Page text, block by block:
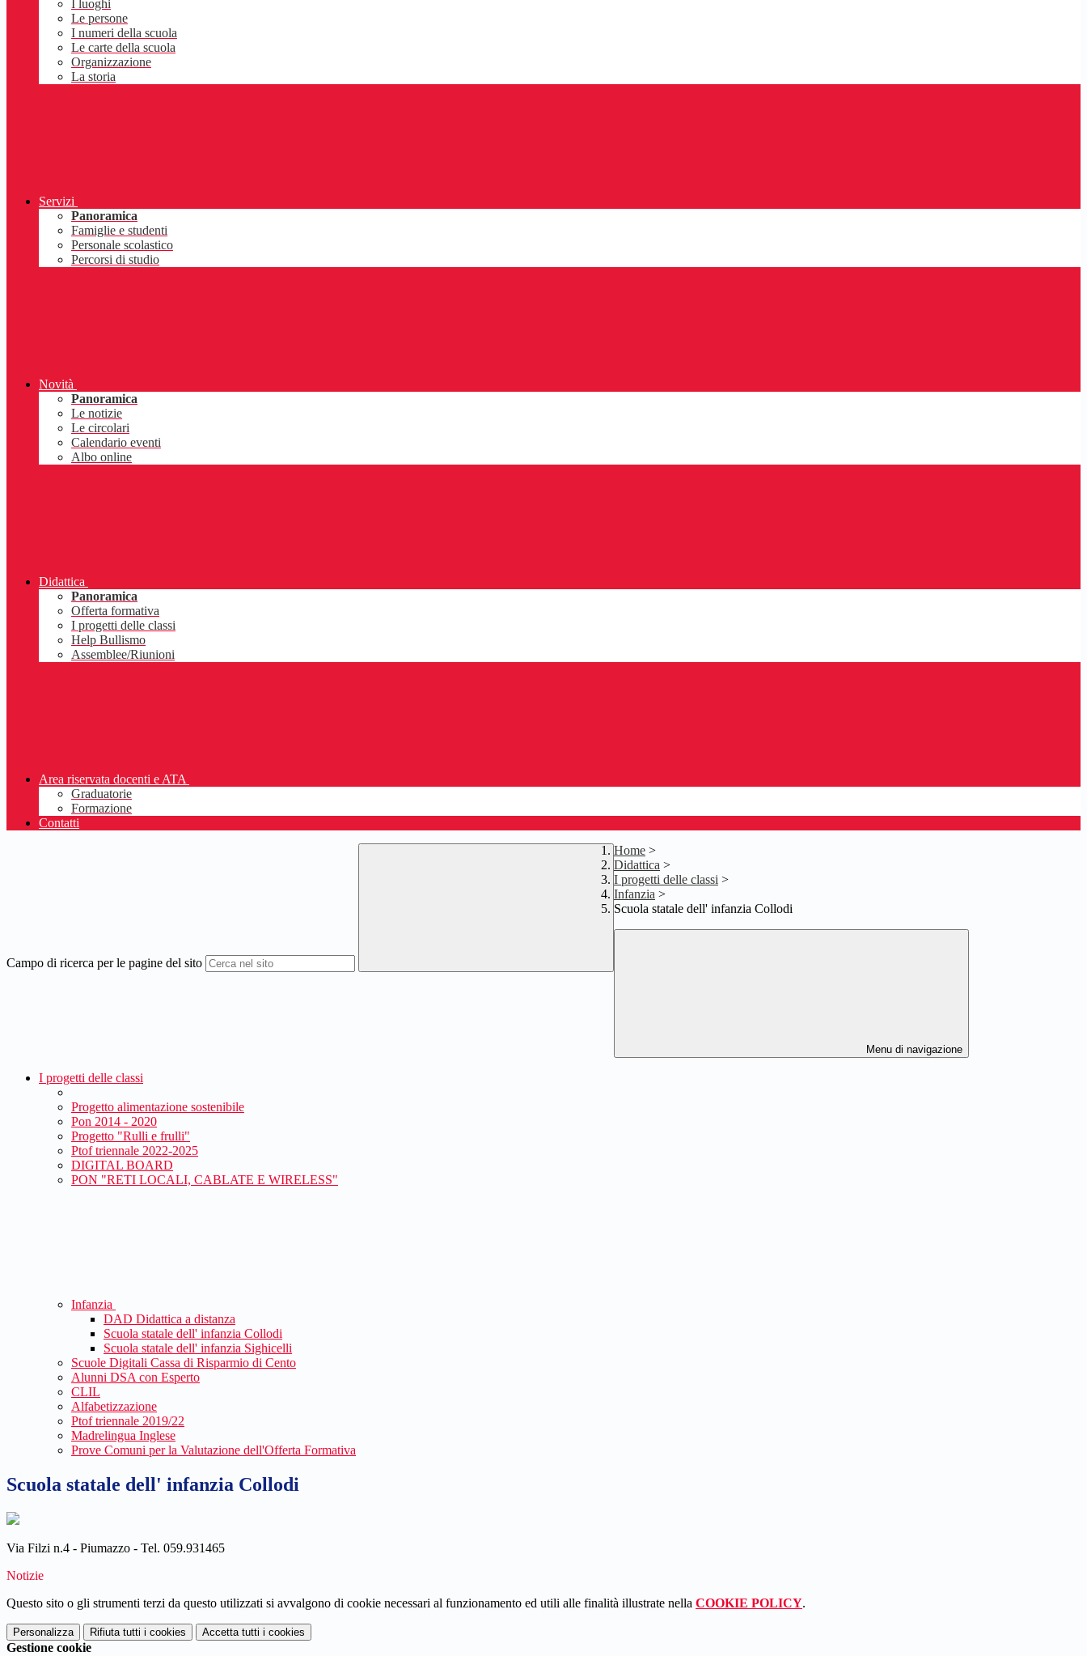
I luoghi
Le persone
I numeri della scuola
Le carte della scuola
Organizzazione
La storia
Servizi
Panoramica
Famiglie e studenti
Personale scolastico
Percorsi di studio
Novità
Panoramica
Le notizie
Le circolari
Calendario eventi
Albo online
Didattica
Panoramica
Offerta formativa
I progetti delle classi
Help Bullismo
Assemblee/Riunioni
Area riservata docenti e ATA
Graduatorie
Formazione
Contatti
Campo di ricerca per le pagine del sito
Home >
Didattica >
I progetti delle classi >
Infanzia >
Scuola statale dell' infanzia Collodi
Menu di navigazione
I progetti delle classi
Progetto alimentazione sostenibile
Pon 2014 - 2020
Progetto "Rulli e frulli"
Ptof triennale 2022-2025
DIGITAL BOARD
PON "RETI LOCALI, CABLATE E WIRELESS"
Infanzia
DAD Didattica a distanza
Scuola statale dell' infanzia Collodi
Scuola statale dell' infanzia Sighicelli
Scuole Digitali Cassa di Risparmio di Cento
Alunni DSA con Esperto
CLIL
Alfabetizzazione
Ptof triennale 2019/22
Madrelingua Inglese
Prove Comuni per la Valutazione dell'Offerta Formativa
Scuola statale dell' infanzia Collodi
Via Filzi n.4 - Piumazzo - Tel. 059.931465
Notizie
Questo sito o gli strumenti terzi da questo utilizzati si avvalgono di cookie necessari al funzionamento ed utili alle finalità illustrate nella COOKIE POLICY.
Personalizza Rifiuta tutti i cookies Accetta tutti i cookies
Gestione cookie